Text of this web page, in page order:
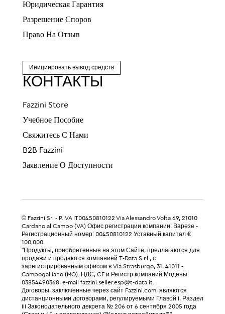
Юридическая Гарантия
Разрешение Споров
Право На Отзыв
Инициировать вывод средств
КОНТАКТЫ
Fazzini Store
Учебное Пособие
Свяжитесь С Нами
B2B Fazzini
Заявление О Доступности
© Fazzini Srl - P.IVA IT00450810122 Via Alessandro Volta 69, 21010
Cardano al Campo (VA) Офис регистрации компании: Варезе -
Регистрационный номер: 00450810122 Уставный капитал €
100,000.
"Продукты, приобретенные на этом Сайте, предлагаются для
продажи и продаются компанией T-Data S.r.l., с
зарегистрированным офисом в Via Strasburgo, 31, 41011 -
Campogalliano (MO). НДС, CF и Регистр компаний Модены:
03854490368, e-mail fazzini.seller.esp@t-data.it.
Договоры, заключенные через сайт Fazzini.com, являются
дистанционными договорами, регулируемыми Главой I, Раздел
III Законодательного декрета № 206 от 6 сентября 2005 года